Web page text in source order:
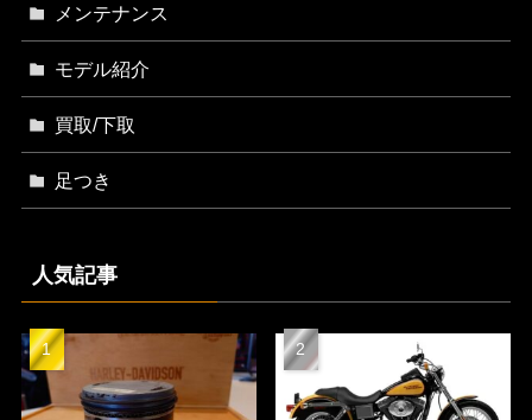
メンテナンス
モデル紹介
買取/下取
足つき
人気記事